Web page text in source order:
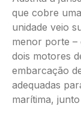
que cobre
unidade veio
menor porte –
dois motores
embarcação
adequadas
marítima,